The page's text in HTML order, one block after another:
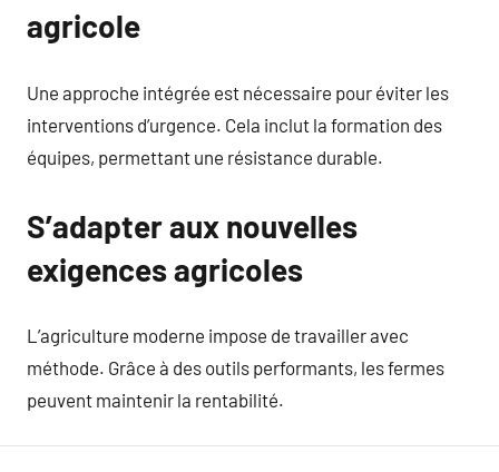
agricole
Une approche intégrée est nécessaire pour éviter les
interventions d’urgence. Cela inclut la formation des
équipes, permettant une résistance durable.
S’adapter aux nouvelles
exigences agricoles
L’agriculture moderne impose de travailler avec
méthode. Grâce à des outils performants, les fermes
peuvent maintenir la rentabilité.